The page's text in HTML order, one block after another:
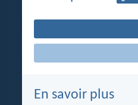
En savoir plus